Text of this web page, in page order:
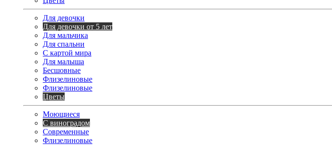
Для девочки
Для девочки от 5 лет
Для мальчика
Для спальни
С картой мира
Для малыша
Бесшовные
Флизелиновые
Флизелиновые
Цветы
Моющиеся
С виноградом
Современные
Флизелиновые